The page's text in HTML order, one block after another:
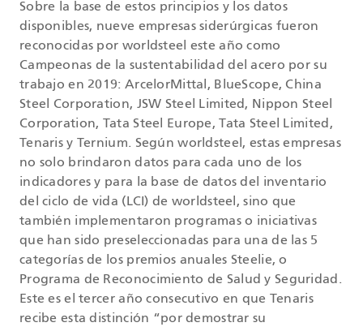
Sobre la base de estos principios y los datos
disponibles, nueve empresas siderúrgicas fueron
reconocidas por worldsteel este año como
Campeonas de la sustentabilidad del acero por su
trabajo en 2019: ArcelorMittal, BlueScope, China
Steel Corporation, JSW Steel Limited, Nippon Steel
Corporation, Tata Steel Europe, Tata Steel Limited,
Tenaris y Ternium. Según worldsteel, estas empresas
no solo brindaron datos para cada uno de los
indicadores y para la base de datos del inventario
del ciclo de vida (LCI) de worldsteel, sino que
también implementaron programas o iniciativas
que han sido preseleccionadas para una de las 5
categorías de los premios anuales Steelie, o
Programa de Reconocimiento de Salud y Seguridad.
Este es el tercer año consecutivo en que Tenaris
recibe esta distinción “por demostrar su